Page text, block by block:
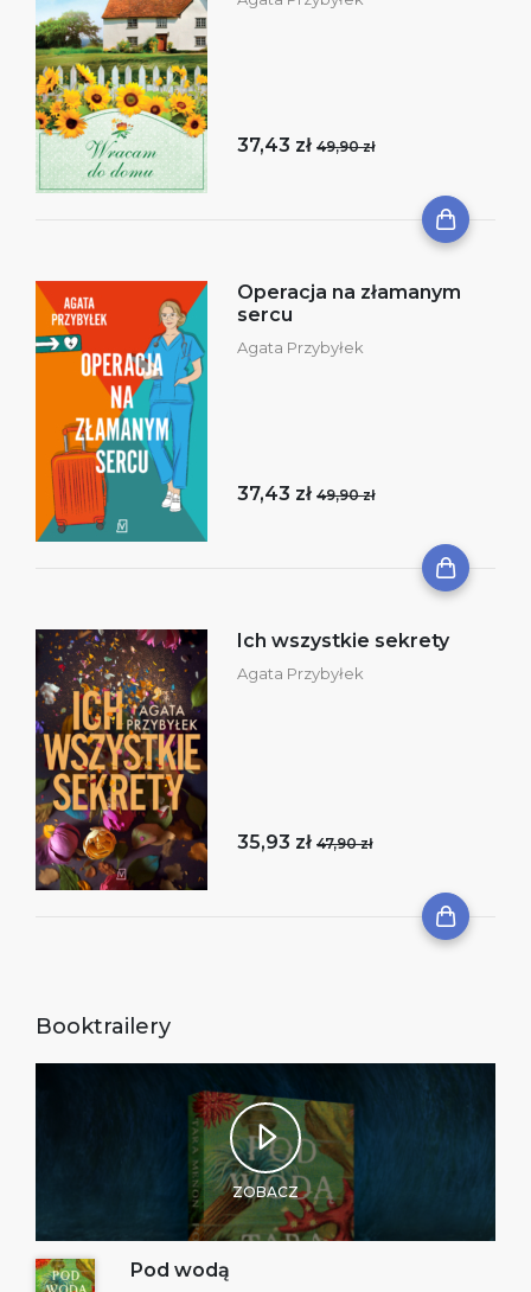
37,43 zł 49,90 zł
Operacja na złamanym
sercu
Agata Przybyłek
37,43 zł 49,90 zł
Ich wszystkie sekrety
Agata Przybyłek
35,93 zł 47,90 zł
Booktrailery
ZOBACZ
Pod wodą